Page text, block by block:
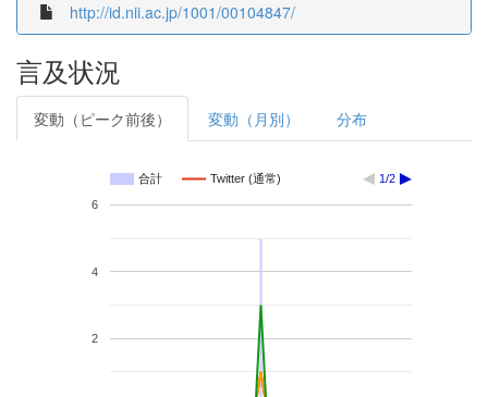
http://id.nii.ac.jp/1001/00104847/
言及状況
変動（ピーク前後） 変動（月別） 分布
合計 Twitter (通常) 1/2
2
4
6